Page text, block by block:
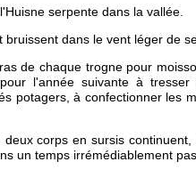
serpente dans la vallée.
dans le vent léger de
de chaque trogne pour
l'année suivante à
potagers, à confectionner les
corps en sursis continuent,
un temps irrémédiablement